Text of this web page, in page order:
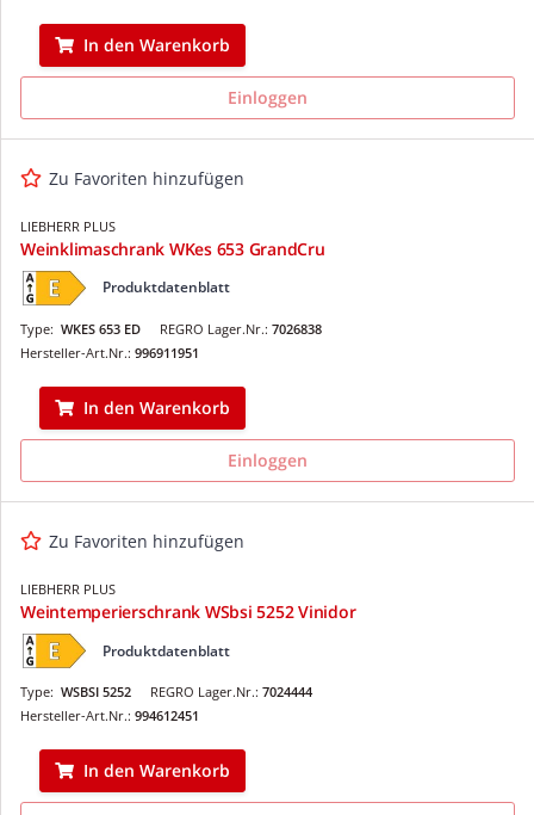
In den Warenkorb
Einloggen
Zu Favoriten hinzufügen
LIEBHERR PLUS
Weinklimaschrank WKes 653 GrandCru
Produktdatenblatt
REGRO Lager.Nr.: 7026838
Type: WKES 653 ED
Hersteller-Art.Nr.: 996911951
In den Warenkorb
Einloggen
Zu Favoriten hinzufügen
LIEBHERR PLUS
Weintemperierschrank WSbsi 5252 Vinidor
Produktdatenblatt
REGRO Lager.Nr.: 7024444
Type: WSBSI 5252
Hersteller-Art.Nr.: 994612451
In den Warenkorb